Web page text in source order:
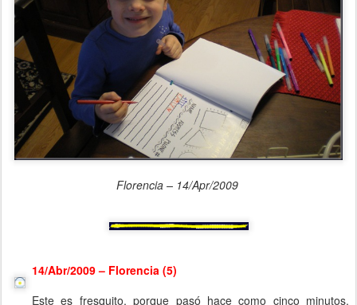
Florencia – 14/Apr/2009
14/Abr/2009 – Florencia (5)
Este es fresquito, porque pasó hace como cinco minutos.